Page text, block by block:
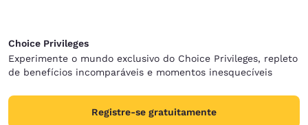
Choice Privileges
Experimente o mundo exclusivo do Choice Privileges, repleto
de benefícios incomparáveis e momentos inesquecíveis
Registre-se gratuitamente